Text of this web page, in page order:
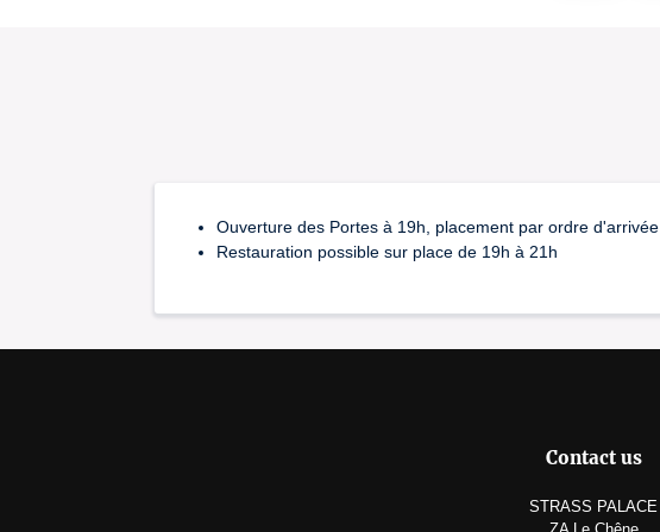
Ouverture des Portes à 19h, placement par ordre d'arrivée
Restauration possible sur place de 19h à 21h
Contact us
STRASS PALACE